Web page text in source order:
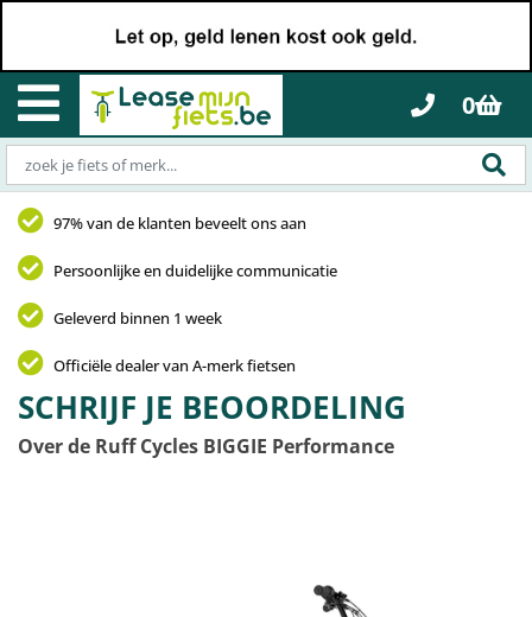
0
97% van de klanten beveelt ons aan
Persoonlijke en duidelijke communicatie
Geleverd binnen 1 week
Officiële dealer van A-merk fietsen
SCHRIJF JE BEOORDELING
Over de Ruff Cycles BIGGIE Performance